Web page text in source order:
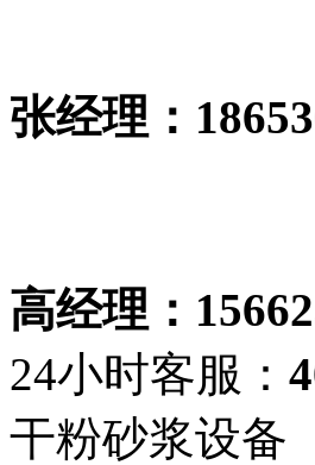
张经理：
高经理：
24小时客服：
干粉砂浆设备